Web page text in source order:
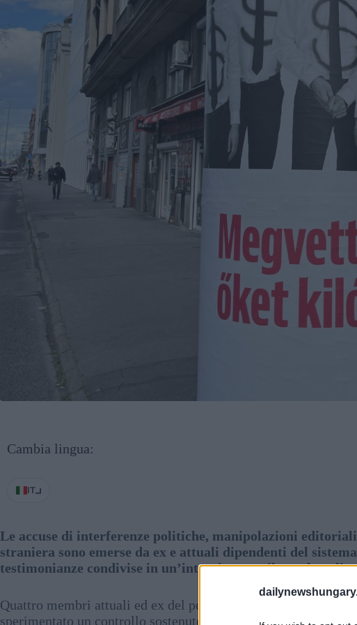
Cambia lingua:
IT
Le accuse di interferenze politiche, manipolazioni
straniera sono emerse da ex e attuali dipendenti del
testimonianze condivise in un’intervista con il canale
Quattro membri attuali ed ex del personale della rete dei
sperimentato un controllo sostenuto dall’alto verso il basso